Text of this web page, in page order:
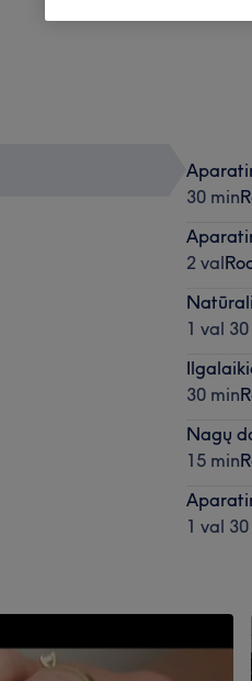
30 min
2 val
1 val
30 min
Nagų
15 min
1 val